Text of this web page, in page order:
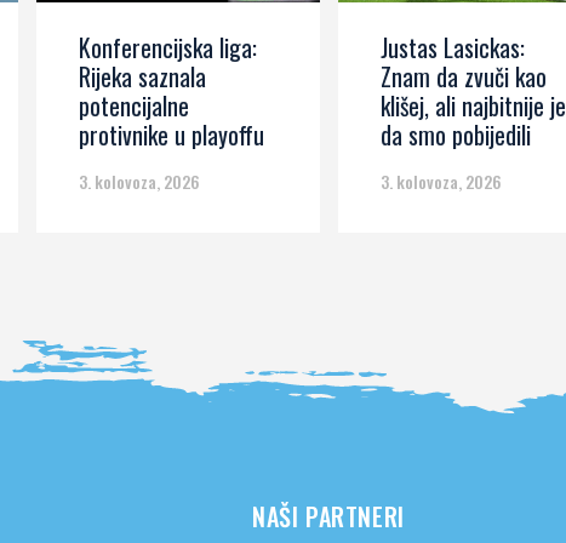
Konferencijska liga:
Rijeka saznala
potencijalne
protivnike u playoffu
3. kolovoza, 2026
Justas Lasickas:
Znam da zvuči kao
klišej, ali najbitnije je
da smo pobijedili
3. kolovoza, 2026
NAŠI PARTNERI